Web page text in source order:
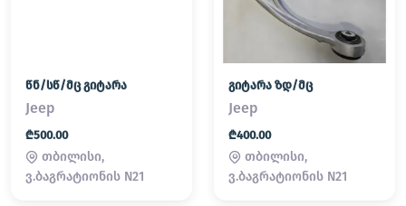
წნ/სწ/მც გიტარა
Jeep
₾500.00
თბილისი,
ვ.ბაგრატიონის N21
გიტარა ზდ/მც
Jeep
₾400.00
თბილისი,
ვ.ბაგრატიონის N21